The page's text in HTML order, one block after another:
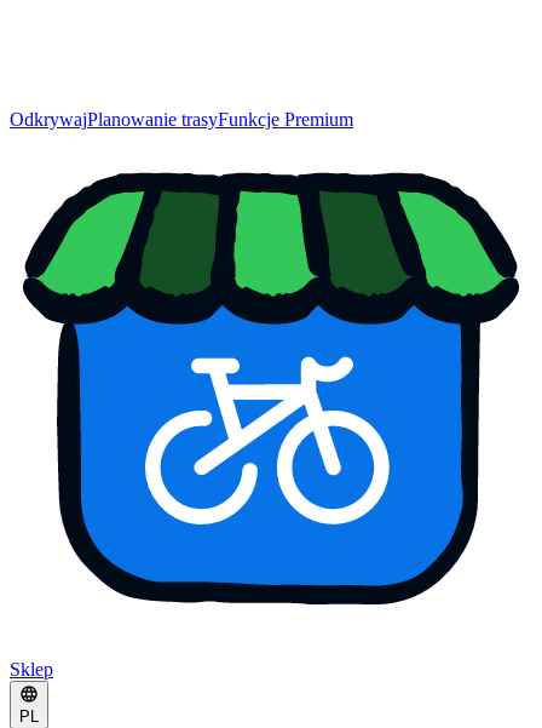
OdkrywajPlanowanie trasyFunkcje Premium
Sklep
PL